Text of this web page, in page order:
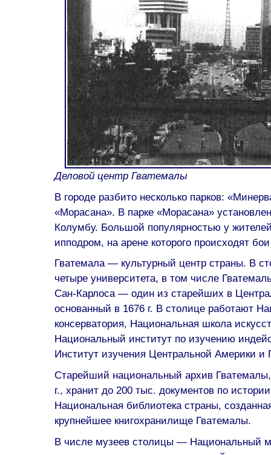
Деловой центр Гватемалы
В городе разбито несколько парков:
«Морасана». В парке «Морасана»
Колумбу. Большой популярностью у
ипподром, на арене которого происходят
Гватемала — культурный центр страны. В
четыре университета, в том числе
Сан-Карлоса — один из старейших в
основанный в 1676 г. В столице работают
консерватория, Национальная школа
Национальный институт по изучению
Институт изучения Центральной Америки
Старейший национальный архив
г., хранит до 200 тыс. документов по
Национальная библиотека страны,
крупнейшее книгохранилище Гватемалы.
В числе музеев столицы — Национальный